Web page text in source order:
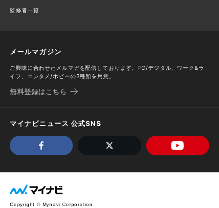
監修者一覧
メールマガジン
ご興味に合わせたメルマガを配信しております。PC/デジタル、ワーク&ラ
イフ、エンタメ/ホビーの3種類を用意。
無料登録はこちら
マイナビニュース 公式SNS
Copyright © Mynavi Corporation